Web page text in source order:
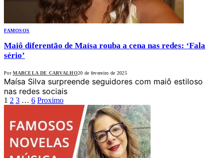
FAMOSOS
Maiô diferentão de Maísa rouba a cena nas redes: ‘Fala
sério’
Por MARCELA DE CARVALHO20 de fevereiro de 2025
Maísa Silva surpreende seguidores com maiô estiloso
nas redes sociais
1 2 3 … 6 Proximo